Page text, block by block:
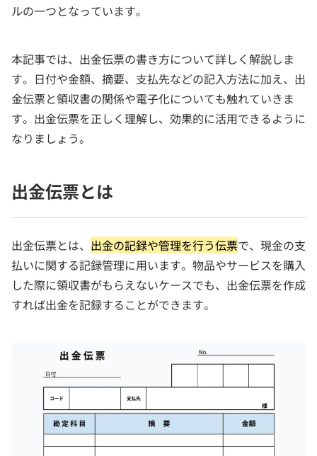
ルの一つとなっています。
本記事では、出金伝票の書き方について詳しく解説しま
す。日付や金額、摘要、支払先などの記入方法に加え、出
金伝票と領収書の関係や電子化についても触れていきま
す。出金伝票を正しく理解し、効果的に活用できるように
なりましょう。
出金伝票とは
出金伝票とは、 出金の記録や管理を行う伝票で、現金の支
払いに関する記録管理に用います。物品やサービスを購入
した際に領収書がもらえないケースでも、出金伝票を作成
すれば出金を記録することができます。